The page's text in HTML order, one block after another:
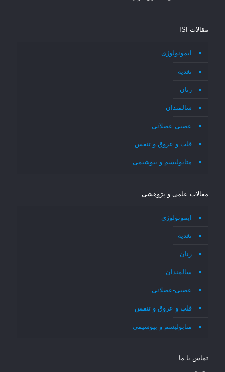
مقالات ISI
ایمونولوژی
تغذیه
زنان
سالمندان
عصبی عضلانی
قلب و عروق و تنفس
متابولیسم و بیوشیمی
مقالات علمی و پژوهشی
ایمونولوژی
تغذیه
زنان
سالمندان
عصبی-عضلانی
قلب و عروق و تنفس
متابولیسم و بیوشیمی
تماس با ما